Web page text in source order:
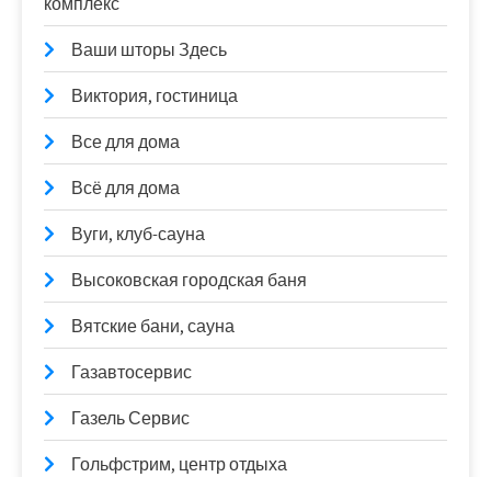
Ваши шторы Здесь
Виктория, гостиница
Все для дома
Всё для дома
Вуги, клуб-сауна
Высоковская городская баня
Вятские бани, сауна
Газавтосервис
Газель Сервис
Гольфстрим, центр отдыха